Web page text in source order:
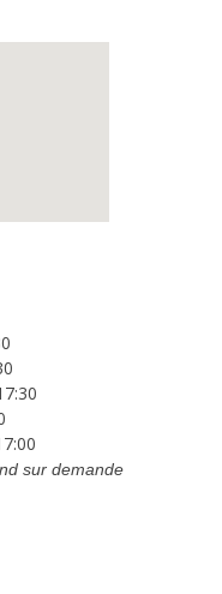
sur demande